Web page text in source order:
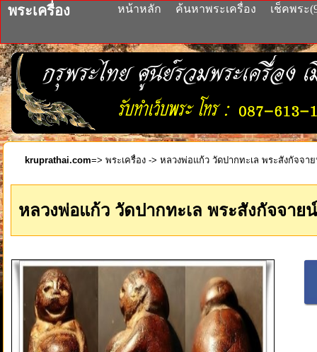
พระเครื่อง หน้าหลัก ค้นหาพระเครื่อง เช็คพระ
kruprathai.com=> พระเครื่อง -> หลวงพ่อแก้ว วัดปากทะเล พระสังกัจจ
หลวงพ่อแก้ว วัดปากทะเล พระสังกัจจา